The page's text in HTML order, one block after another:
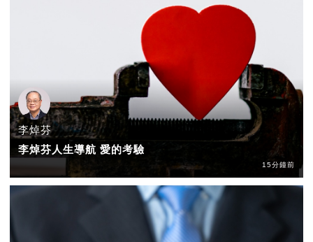
李焯芬
李焯芬人生導航 愛的考驗
15分鐘前